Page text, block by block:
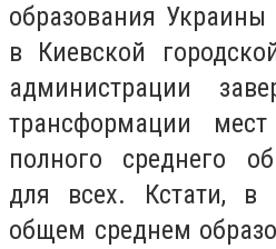
образования
в Киевской
администрации
трансформации
полного среднего
для всех. Кстати, в
общем среднем